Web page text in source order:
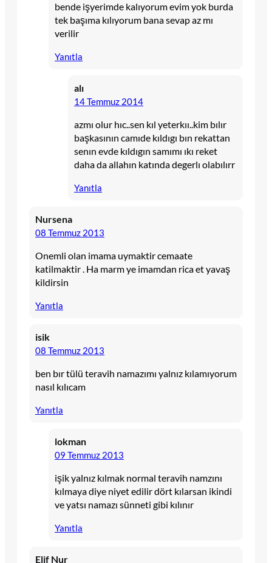
bende işyerimde kalıyorum evim yok burda
tek başıma kılıyorum bana sevap az mı
verilir
Yanıtla
alı
14 Temmuz 2014
azmı olur hıc..sen kıl yeterkıı..kim bılır
başkasının camıde kıldıgı bın rekattan
senın evde kıldıgın samımı ıkı reket
daha da allahın katında degerlı olabılırr
Yanıtla
Nursena
08 Temmuz 2013
Onemli olan imama uymaktir cemaate
katilmaktir . Ha marm ye imamdan rica et yavaş
kildirsin
Yanıtla
isik
08 Temmuz 2013
ben bır tülü teravih namazımı yalnız kılamıyorum
nasıl kılıcam
Yanıtla
lokman
09 Temmuz 2013
işik yalnız kılmak normal teravih namzını
kılmaya diye niyet edilir dört kılarsan ikindi
ve yatsı namazı sünneti gibi kılınır
Yanıtla
Elif Nur